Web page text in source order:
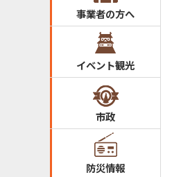
事業者の方へ
イベント観光
市政
防災情報